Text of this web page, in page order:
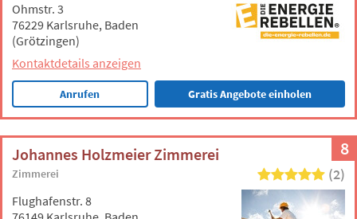
Ohmstr. 3
76229 Karlsruhe, Baden
(Grötzingen)
Kontaktdetails anzeigen
Anrufen Gratis Angebote einholen
8
Johannes Holzmeier Zimmerei
Zimmerei (2)
Flughafenstr. 8